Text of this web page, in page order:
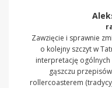
Zawzięcie i sprawnie
o kolejny szczyt w
interpretację ogólnych
gąszczu
rollercoasterem